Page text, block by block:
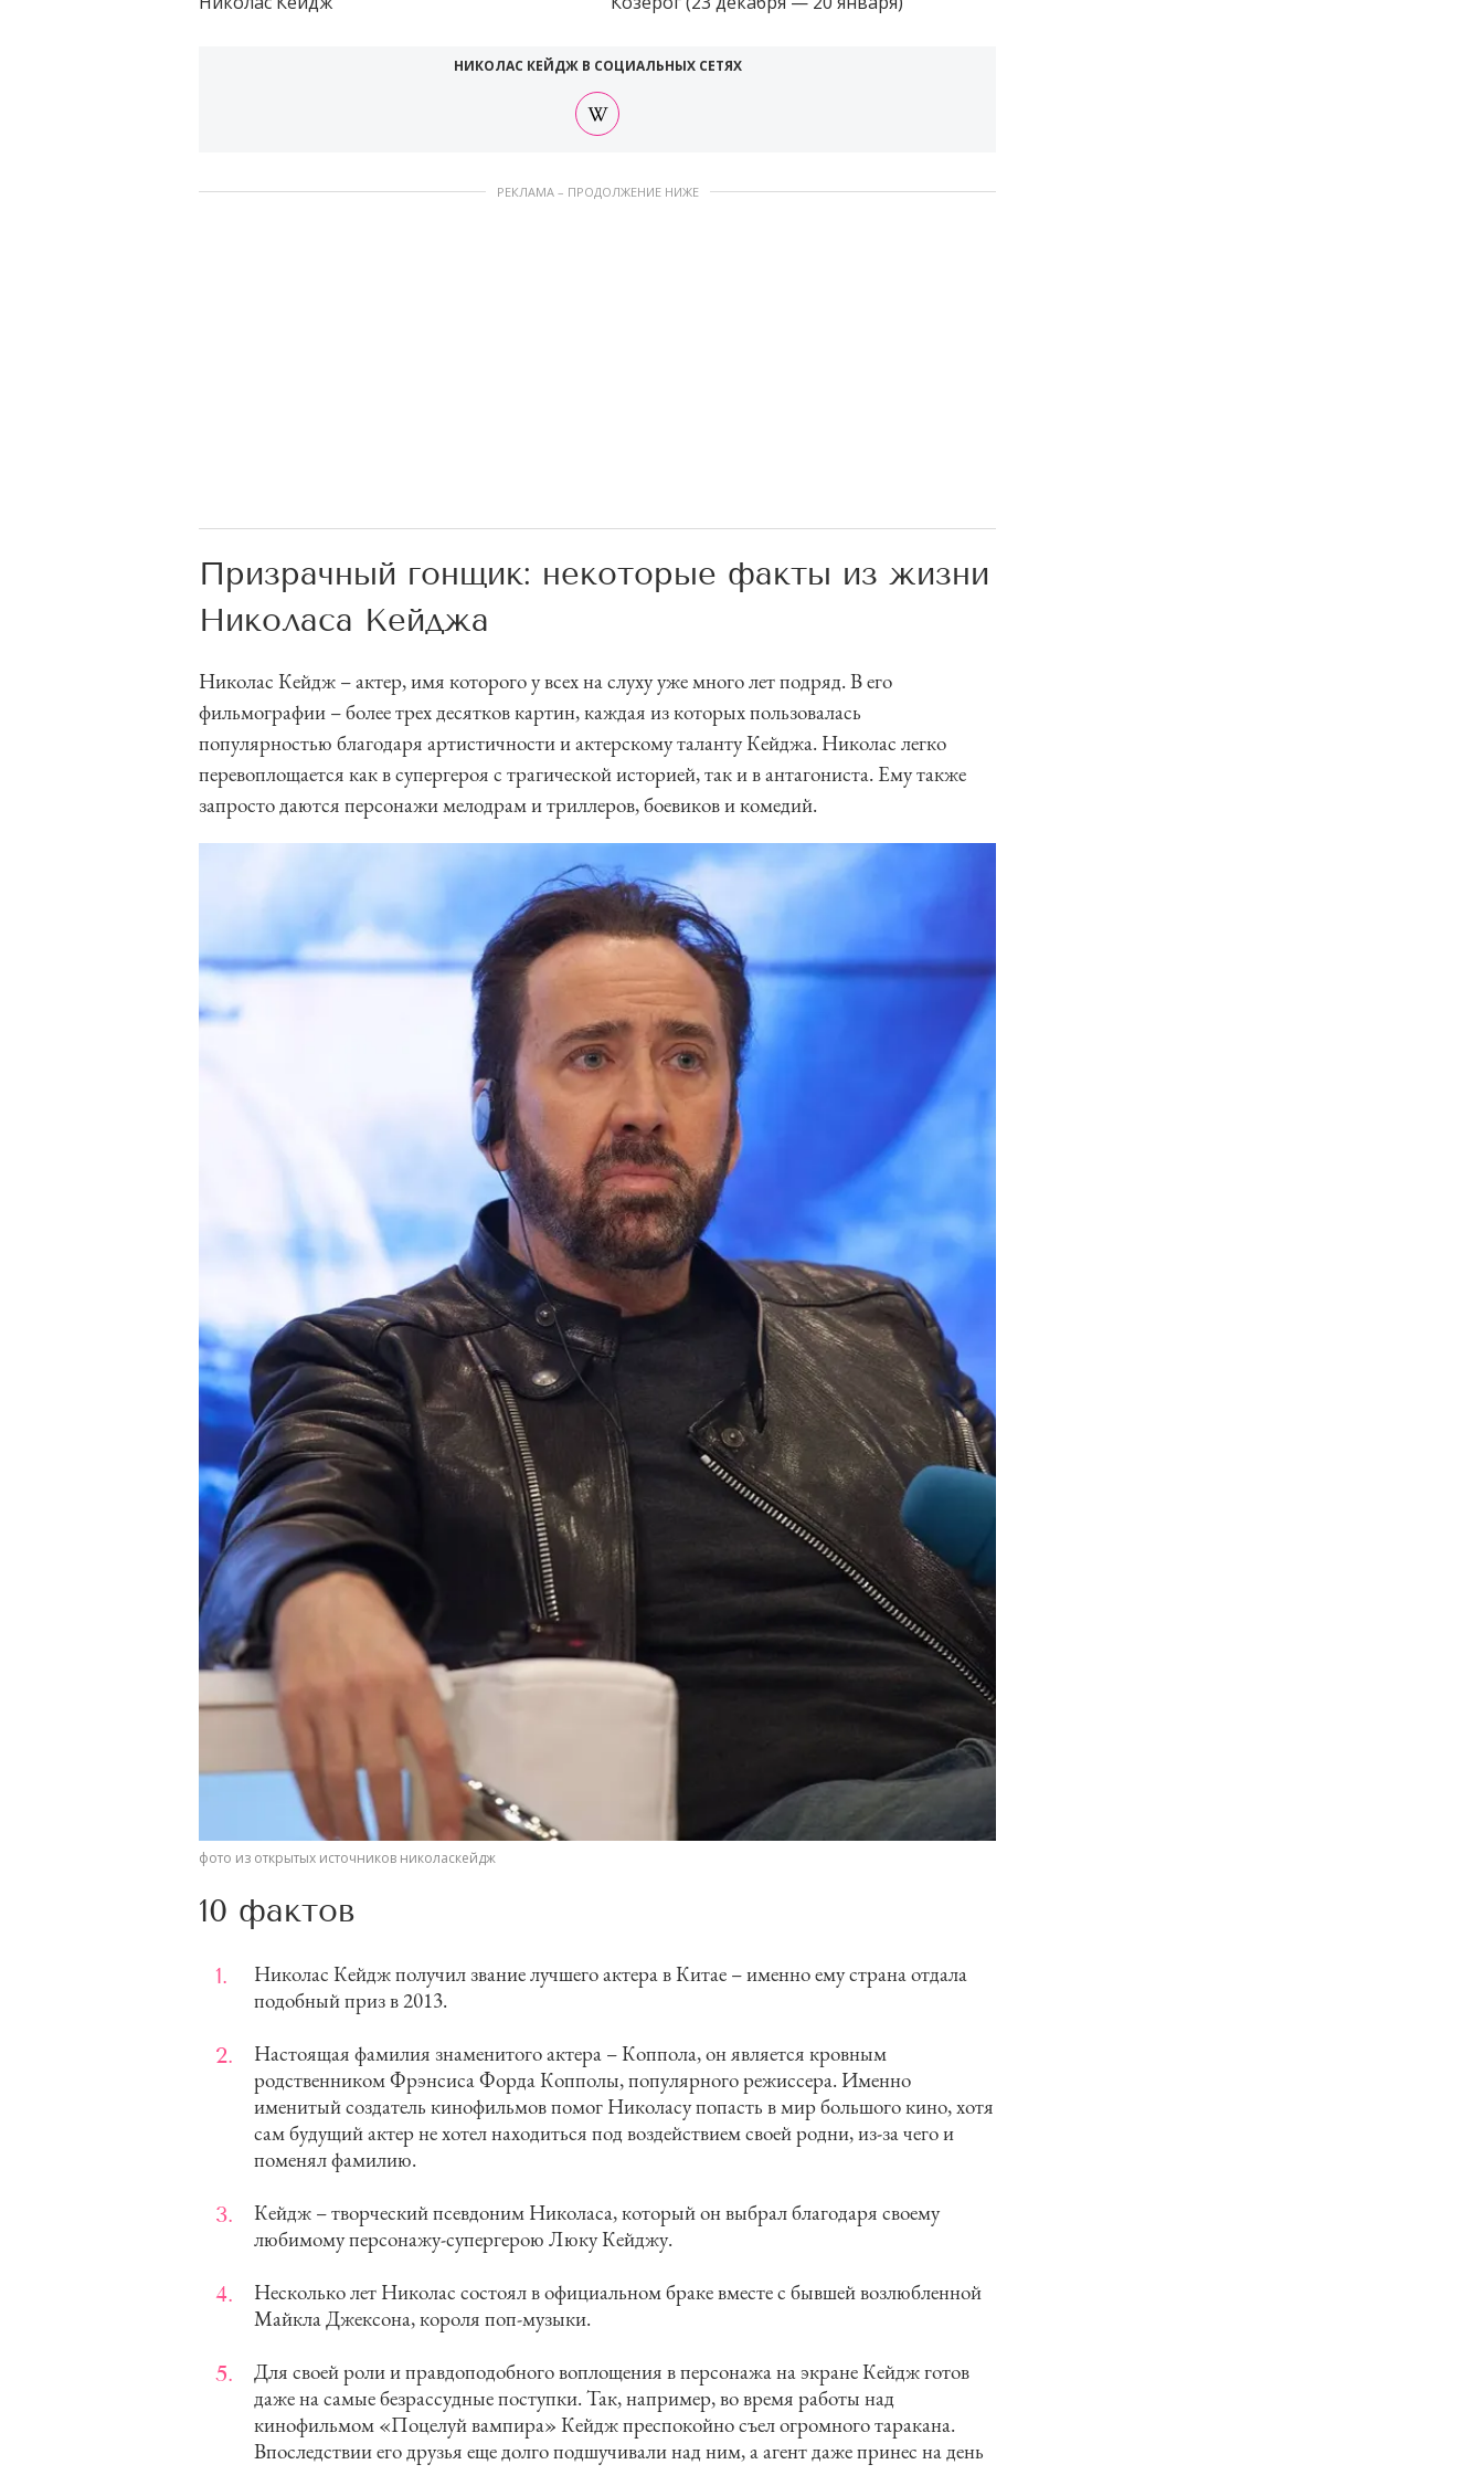
НИКОЛАС КЕЙДЖ В СОЦИАЛЬНЫХ СЕТЯХ
РЕКЛАМА – ПРОДОЛЖЕНИЕ НИЖЕ
Призрачный гонщик: некоторые факты из жизни
Николаса Кейджа
Николас Кейдж – актер, имя которого у всех на слуху уже много лет подряд. В его
фильмографии – более трех десятков картин, каждая из которых пользовалась
популярностью благодаря артистичности и актерскому таланту Кейджа. Николас легко
перевоплощается как в супергероя с трагической историей, так и в антагониста. Ему также
запросто даются персонажи мелодрам и триллеров, боевиков и комедий.
фото из открытых источников николаскейдж
10 фактов
Николас Кейдж получил звание лучшего актера в Китае – именно ему страна отдала
подобный приз в 2013.
Настоящая фамилия знаменитого актера – Коппола, он является кровным
родственником Фрэнсиса Форда Копполы, популярного режиссера. Именно
именитый создатель кинофильмов помог Николасу попасть в мир большого кино, хотя
сам будущий актер не хотел находиться под воздействием своей родни, из-за чего и
поменял фамилию.
Кейдж – творческий псевдоним Николаса, который он выбрал благодаря своему
любимому персонажу-супергерою Люку Кейджу.
Несколько лет Николас состоял в официальном браке вместе с бывшей возлюбленной
Майкла Джексона, короля поп-музыки.
Для своей роли и правдоподобного воплощения в персонажа на экране Кейдж готов
даже на самые безрассудные поступки. Так, например, во время работы над
кинофильмом «Поцелуй вампира» Кейдж преспокойно съел огромного таракана.
Впоследствии его друзья еще долго подшучивали над ним, а агент даже принес на день